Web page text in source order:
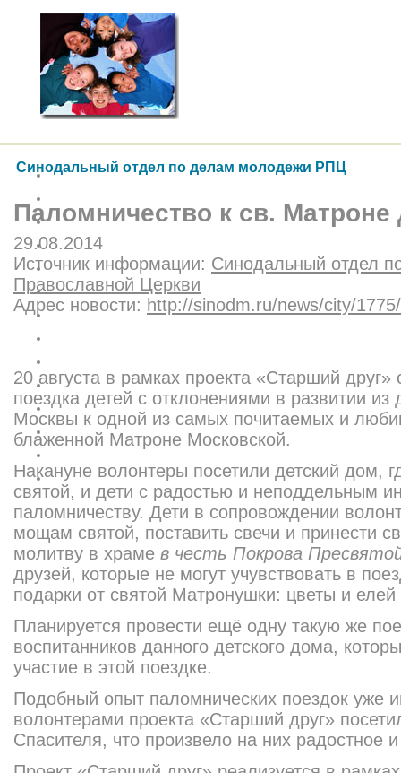
Синодальный отдел по делам молодежи РПЦ
Паломничество к св. Матроне
29.08.2014
Источник информации: Синодальный отдел
Православной Церкви
Адрес новости: http://sinodm.ru/news/city/1775/
20 августа в рамках проекта «Старший друг»
поездка детей с отклонениями в развитии из
Москвы к одной из самых почитаемых и
блаженной Матроне Московской.
Накануне волонтеры посетили детский дом,
святой, и дети с радостью и неподдельным
паломничеству. Дети в сопровождении
мощам святой, поставить свечи и принести
молитву в храме в честь Покрова
друзей, которые не могут учувствовать в
подарки от святой Матронушки: цветы и елей
Планируется провести ещё одну такую же
воспитанников данного детского дома,
участие в этой поездке.
Подобный опыт паломнических поездок уже
волонтерами проекта «Старший друг»
Спасителя, что произвело на них радостное